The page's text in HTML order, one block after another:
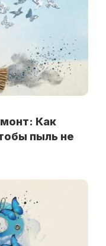
Как
пыль не